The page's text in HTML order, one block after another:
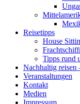
Reisetipps
House
Tipps rund
Nachhaltig reisen
Veranstaltungen
Kontakt
Medien
Impressum